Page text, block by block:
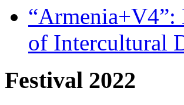
of Intercultural
Festival 2022